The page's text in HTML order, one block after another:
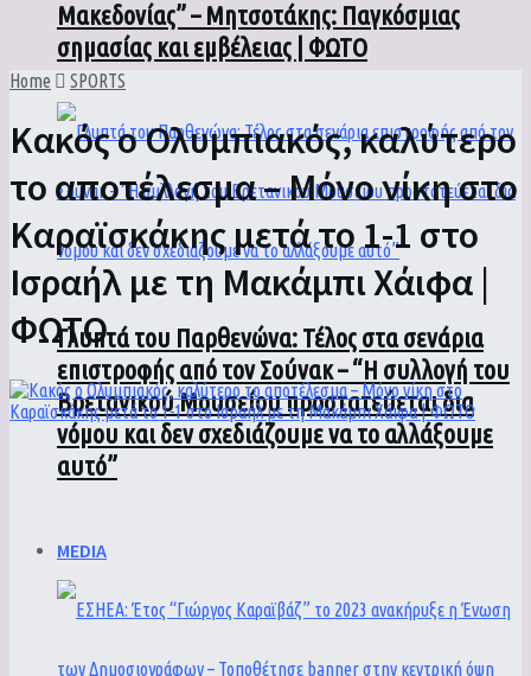
Μακεδονίας” – Μητσοτάκης: Παγκόσμιας
σημασίας και εμβέλειας | ΦΩΤΟ
Γλυπτά του Παρθενώνα: Τέλος στα σενάρια
επιστροφής από τον Σούνακ – “Η συλλογή του
Βρετανικού Μουσείου προστατεύεται δια
νόμου και δεν σχεδιάζουμε να το αλλάξουμε
αυτό”
MEDIA
Home SPORTS
Κακός ο Ολυμπιακός, καλύτερο
το αποτέλεσμα – Μόνο νίκη στο
Καραϊσκάκης μετά το 1-1 στο
Ισραήλ με τη Μακάμπι Χάιφα |
ΦΩΤΟ